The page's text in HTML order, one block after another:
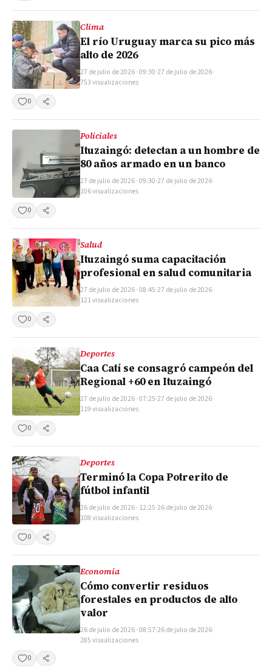
Clima
El río Uruguay marca su pico más
alto de 2026
27 de julio de 2026 · 09:30·27 de julio de 2026·
753 visualizaciones
0
Compartir
Policiales
Ituzaingó: detectan a un hombre de
80 años armado en un banco
27 de julio de 2026 · 09:30·27 de julio de 2026·
106 visualizaciones
0
Compartir
Salud
Ituzaingó suma capacitación
profesional en salud comunitaria
27 de julio de 2026 · 08:45·27 de julio de 2026·
121 visualizaciones
0
Compartir
Deportes
Caa Catí se consagró campeón del
Regional +60 en Ituzaingó
27 de julio de 2026 · 07:25·27 de julio de 2026·
119 visualizaciones
0
Compartir
Deportes
Terminó la Copa Potrerito de
fútbol infantil
26 de julio de 2026 · 12:25·26 de julio de 2026·
108 visualizaciones
0
Compartir
Economia
Cómo convertir residuos
forestales en productos de alto
valor
26 de julio de 2026 · 08:57·26 de julio de 2026·
285 visualizaciones
0
Compartir